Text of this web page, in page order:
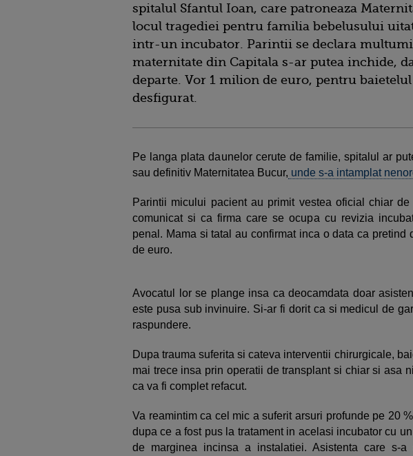
spitalul Sfantul Ioan, care patroneaza
locul tragediei pentru familia bebelusului
intr-un incubator. Parintii se declara
maternitate din Capitala s-ar putea inchide,
departe. Vor 1 milion de euro, pentru
desfigurat.
Pe langa plata daunelor cerute de familie, spitalul ar
sau definitiv Maternitatea Bucur, unde s-a intamplat
Parintii micului pacient au primit vestea oficial chiar
comunicat si ca firma care se ocupa cu revizia
penal. Mama si tatal au confirmat inca o data ca pretind
de euro.
Avocatul lor se plange insa ca deocamdata doar
este pusa sub invinuire. Si-ar fi dorit ca si medicul de
raspundere.
Dupa trauma suferita si cateva interventii chirurgicale,
mai trece insa prin operatii de transplant si chiar si asa
ca va fi complet refacut.
Va reamintim ca cel mic a suferit arsuri profunde pe 20
dupa ce a fost pus la tratament in acelasi incubator cu
de marginea incinsa a instalatiei. Asistenta care s-